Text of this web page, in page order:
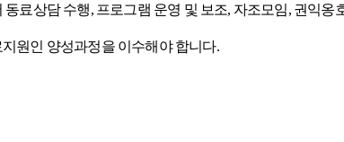
동료상담 수행, 프로그램 운영 및 보조, 자조모임, 권익옹
원인 양성과정을 이수해야 합니다.